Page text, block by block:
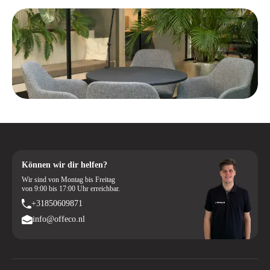
milieu.
Bestellen bij Offeco is eenvoudig en betrouwbaar. Je geniet van gratis
verzending binnen Nederland en België, snelle levering en ruime
bedenktijd om te ervaren of de stoel echt bij je past. Koop jouw
Herman Miller Sayl vandaag nog bij Offeco en creëer een werkplek
waar je elke dag met plezier zit.
meerdere ergonomische modellen aan. Ontdek hier het modelaanbod
van Herman Miller:
Model Herman Miller Aeron
Model Herman Miller Embody
Model Herman Miller Mirra 2
Model Herman Miller Mirra 1
Können wir dir helfen?
Wir sind von Montag bis Freitag
von 9:00 bis 17:00 Uhr erreichbar.
+31850609871
info@offeco.nl